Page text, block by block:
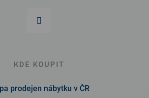
KDE KOUPIT
prodejen nábytku v ČR